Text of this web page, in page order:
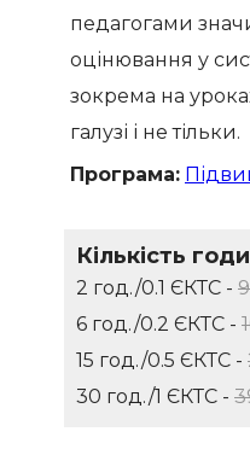
педагогами
оцінювання у
зокрема на
галузі і не тільки.
Програма:
Кількість
2 год./0.1 ЄКТС -
6 год./0.2 ЄКТС -
15 год./0.5 ЄКТС -
30 год./1 ЄКТС -